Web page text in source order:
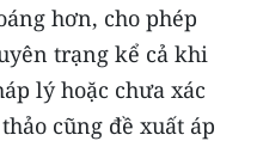
hơn, cho phép
trạng kể cả khi
lý hoặc chưa xác
cũng đề xuất áp